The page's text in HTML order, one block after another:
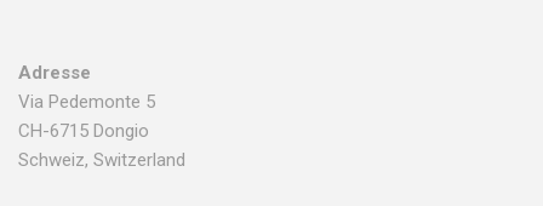
Adresse
Via Pedemonte 5
CH-6715 Dongio
Schweiz, Switzerland